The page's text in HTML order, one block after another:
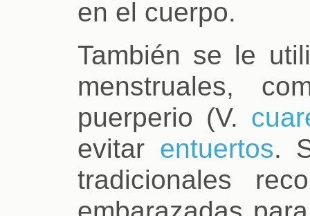
en el cuerpo.
También se le
menstruales,
puerperio (V.
evitar entuertos.
tradicionales